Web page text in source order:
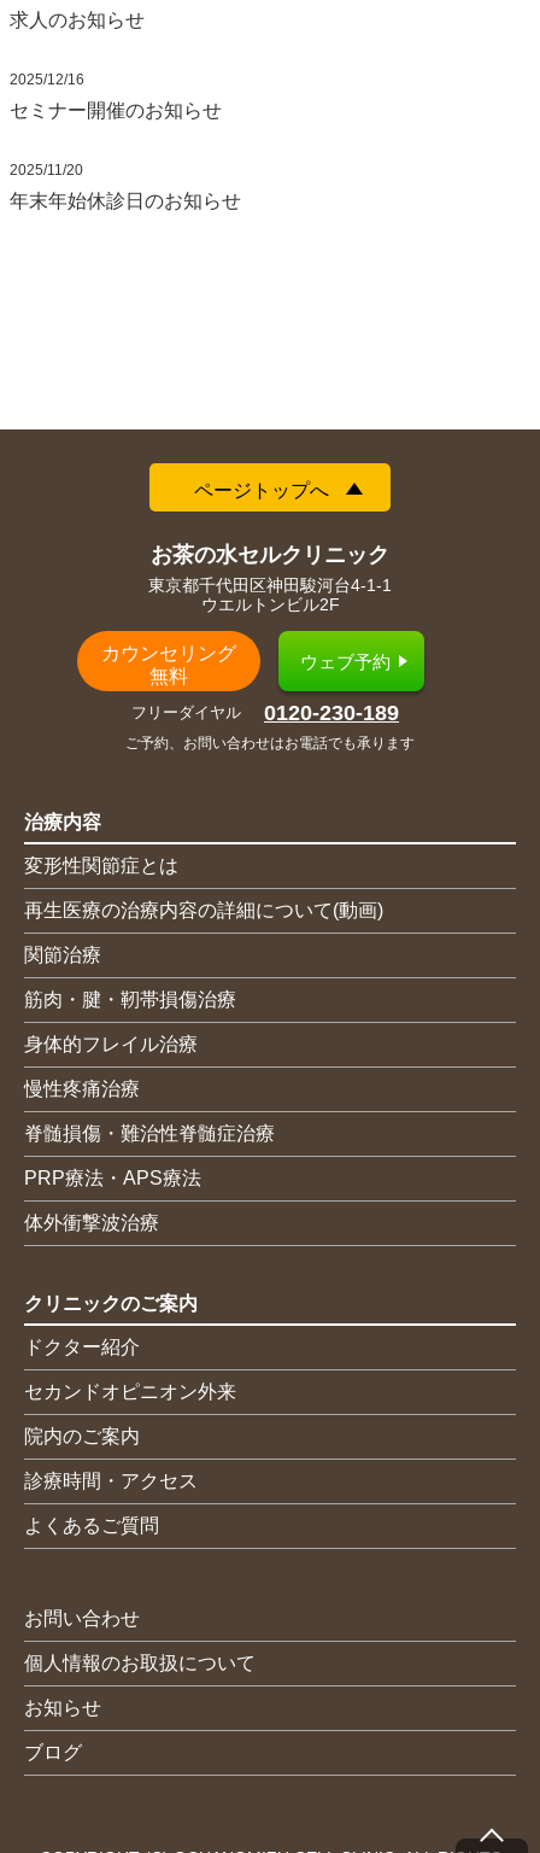
求人のお知らせ
2025/12/16
セミナー開催のお知らせ
2025/11/20
年末年始休診日のお知らせ
ページトップへ
お茶の水セルクリニック
東京都千代田区神田駿河台4-1-1
ウエルトンビル2F
カウンセリング
無料
ウェブ予約
フリーダイヤル 0120-230-189
ご予約、お問い合わせはお電話でも承ります
治療内容
変形性関節症とは
再生医療の治療内容の詳細について(動画)
関節治療
筋肉・腱・靭帯損傷治療
身体的フレイル治療
慢性疼痛治療
脊髄損傷・難治性脊髄症治療
PRP療法・APS療法
体外衝撃波治療
クリニックのご案内
ドクター紹介
セカンドオピニオン外来
院内のご案内
診療時間・アクセス
よくあるご質問
お問い合わせ
個人情報のお取扱について
お知らせ
ブログ